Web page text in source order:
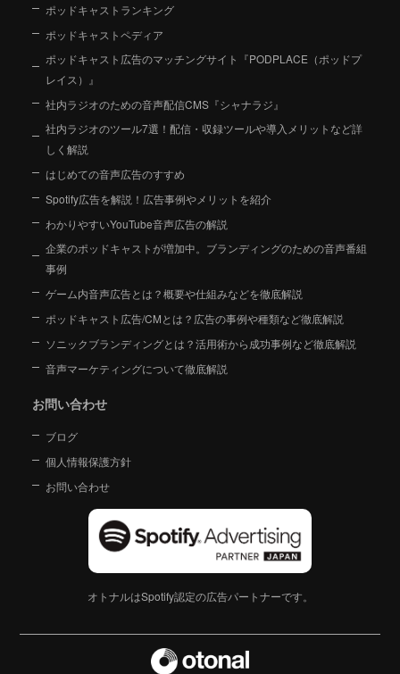
ポッドキャストランキング
ポッドキャストペディア
ポッドキャスト広告のマッチングサイト『PODPLACE（ポッドプ
レイス）』
社内ラジオのための音声配信CMS『シャナラジ』
社内ラジオのツール7選！配信・収録ツールや導入メリットなど詳
しく解説
はじめての音声広告のすすめ
Spotify広告を解説！広告事例やメリットを紹介
わかりやすいYouTube音声広告の解説
企業のポッドキャストが増加中。ブランディングのための音声番組
事例
ゲーム内音声広告とは？概要や仕組みなどを徹底解説
ポッドキャスト広告/CMとは？広告の事例や種類など徹底解説
ソニックブランディングとは？活用術から成功事例など徹底解説
音声マーケティングについて徹底解説
お問い合わせ
ブログ
個人情報保護方針
お問い合わせ
オトナルはSpotify認定の広告パートナーです。